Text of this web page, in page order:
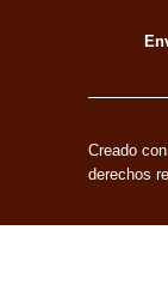
Creado con
derechos